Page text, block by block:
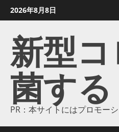
ン
2026年8月8日
新型コ
菌する
PR：本サイトにはプロモー